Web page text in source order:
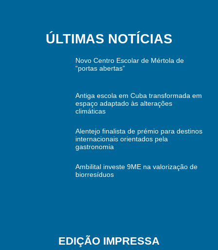
ÚLTIMAS NOTÍCIAS
Novo Centro Escolar de Mértola de
“portas abertas”
Antiga escola em Cuba transformada em
espaço adaptado às alterações
climáticas
Alentejo finalista de prémio para destinos
internacionais orientados pela
gastronomia
Ambilital investe 9ME na valorização de
biorresíduos
EDIÇÃO IMPRESSA